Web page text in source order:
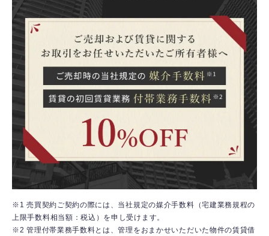
※1 売買契約ご契約の際には、当社規定の媒介手数料（宅建業務規程の
上限手数料相当額：税込）を申し受けます。
※2 管理付帯業務手数料とは、管理をおまかせいただいた物件の賃貸借